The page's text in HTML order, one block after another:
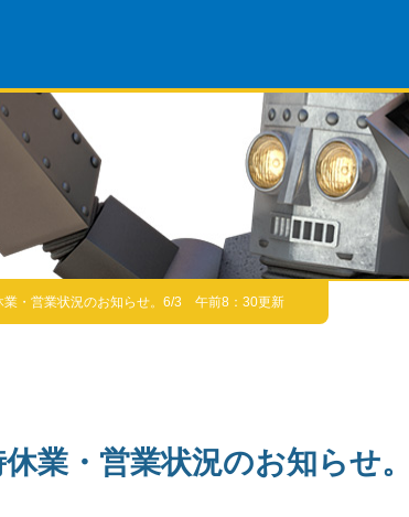
業・営業状況のお知らせ。6/3 午前8：30更新
業・営業状況のお知らせ